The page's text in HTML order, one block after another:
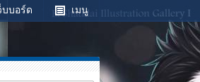
บบอร์ด เมนู